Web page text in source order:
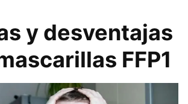
y desventajas
FFP1